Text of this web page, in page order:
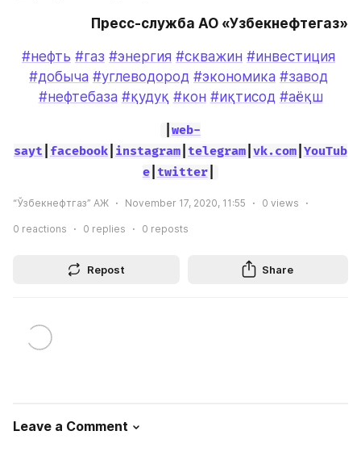
Пресс-служба АО «Узбекнефтегаз»
#нефть #газ #энергия #скважин #инвестиция
#добыча #углеводород #экономика #завод
#нефтебаза #қудуқ #кон #иқтисод #аёқш
web-
sayt facebook instagram telegram vk.com YouTub
e| twitter|
“Ўзбекнефтгаз” АЖ November 17, 2020, 11:55 0 views
0 reactions 0 replies 0 reposts
Repost Share
Leave a Comment